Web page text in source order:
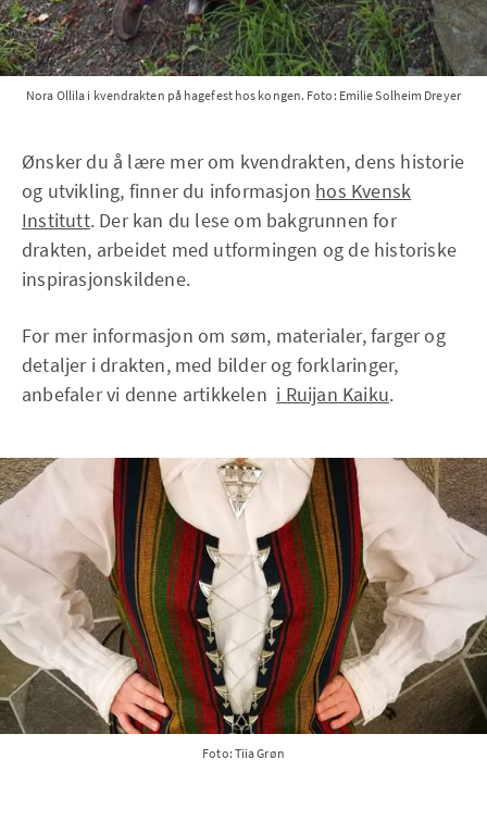
Nora Ollila i kvendrakten på hagefest hos kongen. Foto: Emilie Solheim Dreyer
Ønsker du å lære mer om kvendrakten, dens historie
og utvikling, finner du informasjon hos Kvensk
Institutt. Der kan du lese om bakgrunnen for
drakten, arbeidet med utformingen og de historiske
inspirasjonskildene.
For mer informasjon om søm, materialer, farger og
detaljer i drakten, med bilder og forklaringer,
anbefaler vi denne artikkelen i Ruijan Kaiku.
Foto: Tiia Grøn